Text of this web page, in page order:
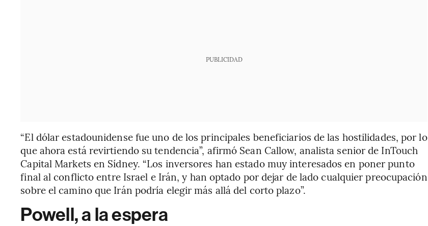
PUBLICIDAD
“El dólar estadounidense fue uno de los principales beneficiarios de las hostilidades, por lo
que ahora está revirtiendo su tendencia”, afirmó Sean Callow, analista senior de InTouch
Capital Markets en Sídney. “Los inversores han estado muy interesados en poner punto
final al conflicto entre Israel e Irán, y han optado por dejar de lado cualquier preocupación
sobre el camino que Irán podría elegir más allá del corto plazo”.
Powell, a la espera